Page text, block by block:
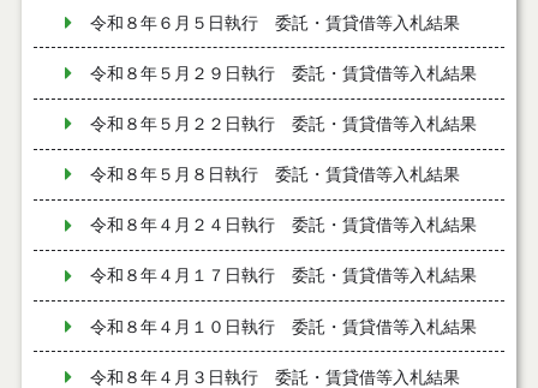
令和８年６月５日執行 委託・賃貸借等入札結果
令和８年５月２９日執行 委託・賃貸借等入札結果
令和８年５月２２日執行 委託・賃貸借等入札結果
令和８年５月８日執行 委託・賃貸借等入札結果
令和８年４月２４日執行 委託・賃貸借等入札結果
令和８年４月１７日執行 委託・賃貸借等入札結果
令和８年４月１０日執行 委託・賃貸借等入札結果
令和８年４月３日執行 委託・賃貸借等入札結果